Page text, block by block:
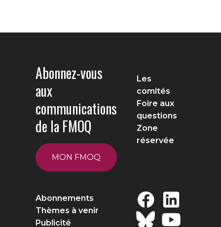
Abonnez-vous
aux
communications
de la FMOQ
MON FMOQ
Les
comités
Foire aux
questions
Zone
réservée
Abonnements
Thèmes à venir
Publicité